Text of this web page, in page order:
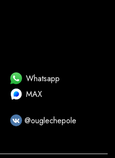
Whatsapp
MAX
@ouglechepole